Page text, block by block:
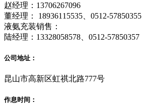
赵经理：13706267096
董经理： 18936115535、0512-57850355
液氨充装销售：
陆经理：13328058578、0512-57850357
公司地址：
昆山市高新区虹祺北路777号
作息时间：